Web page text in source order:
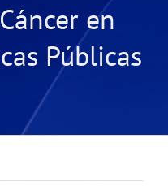
en
Públicas